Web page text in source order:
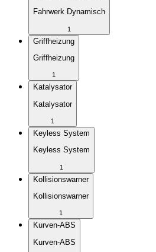
Fahrwerk Dynamisch
1
Griffheizung
Griffheizung
1
Katalysator
Katalysator
1
Keyless System
Keyless System
1
Kollisionswarner
Kollisionswarner
1
Kurven-ABS
Kurven-ABS